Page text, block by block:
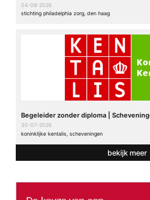
04-08-2026
stichting philadelphia zorg, den haag
Begeleider zonder diploma |
30-07-2026
koninklijke kentalis, scheveningen
bekijk meer